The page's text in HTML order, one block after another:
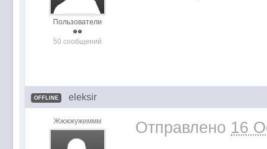
Пользователи
50 сообщений
OFFLINE eleksir
Жжжжужиммм Отправлено 16